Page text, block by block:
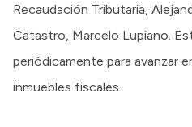
Recaudación Tributaria,
Catastro, Marcelo Lupiano.
periódicamente para avanzar
inmuebles fiscales.